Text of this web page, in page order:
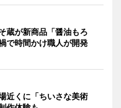
蔵が新商品「醤油もろ
で時間かけ職人が開発
近くに「ちいさな美術